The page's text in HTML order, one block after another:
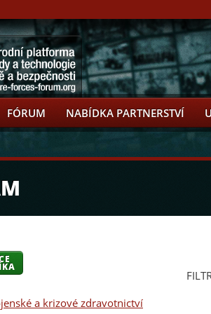
FÓRUM NABÍDKA PARTNERSTVÍ
a krizové zdravotnictví